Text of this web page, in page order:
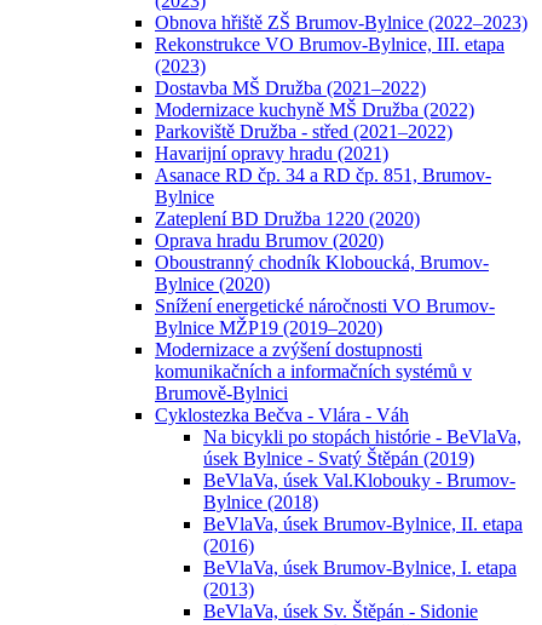
Obnova hřiště ZŠ Brumov-Bylnice (2022–2023)
Rekonstrukce VO Brumov-Bylnice, III. etapa
(2023)
Dostavba MŠ Družba (2021–2022)
Modernizace kuchyně MŠ Družba (2022)
Parkoviště Družba - střed (2021–2022)
Havarijní opravy hradu (2021)
Asanace RD čp. 34 a RD čp. 851, Brumov-
Bylnice
Zateplení BD Družba 1220 (2020)
Oprava hradu Brumov (2020)
Oboustranný chodník Kloboucká, Brumov-
Bylnice (2020)
Snížení energetické náročnosti VO Brumov-
Bylnice MŽP19 (2019–2020)
Modernizace a zvýšení dostupnosti
komunikačních a informačních systémů v
Brumově-Bylnici
Cyklostezka Bečva - Vlára - Váh
Na bicykli po stopách histórie - BeVlaVa,
úsek Bylnice - Svatý Štěpán (2019)
BeVlaVa, úsek Val.Klobouky - Brumov-
Bylnice (2018)
BeVlaVa, úsek Brumov-Bylnice, II. etapa
(2016)
BeVlaVa, úsek Brumov-Bylnice, I. etapa
(2013)
BeVlaVa, úsek Sv. Štěpán - Sidonie